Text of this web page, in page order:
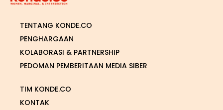
TENTANG KONDE.CO
PENGHARGAAN
KOLABORASI & PARTNERSHIP
PEDOMAN PEMBERITAAN MEDIA SIBER
TIM KONDE.CO
KONTAK